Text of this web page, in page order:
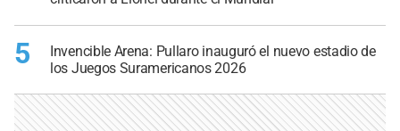
5
Invencible Arena: Pullaro inauguró el nuevo estadio de
los Juegos Suramericanos 2026